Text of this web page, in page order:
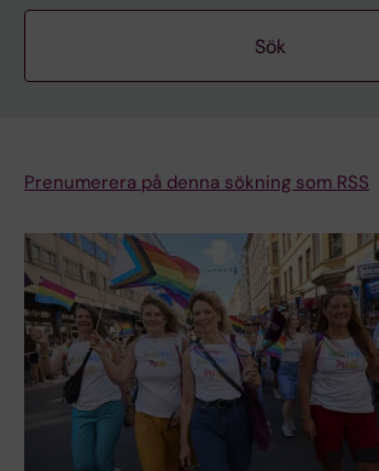
Prenumerera på denna sökning som RSS